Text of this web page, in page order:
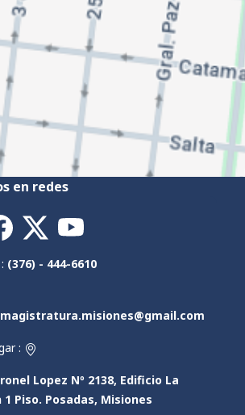
en redes
(376) - 444-6610
:
Lopez Nº 2138, Edificio La
1 Piso. Posadas, Misiones